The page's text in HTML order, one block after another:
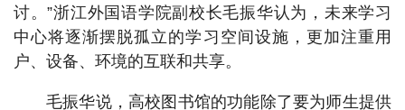
讨。”浙江外国语学院副校长毛振华认为，未来学习
中心将逐渐摆脱孤立的学习空间设施，更加注重用
户、设备、环境的互联和共享。
毛振华说，高校图书馆的功能除了要为师生提供